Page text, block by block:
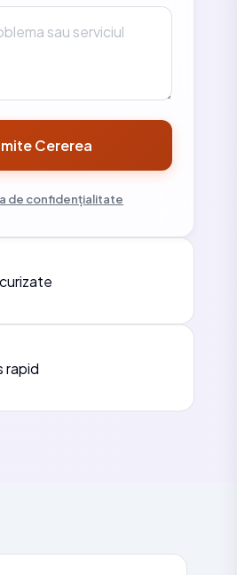
Cererea
de confidențialitate
rapid